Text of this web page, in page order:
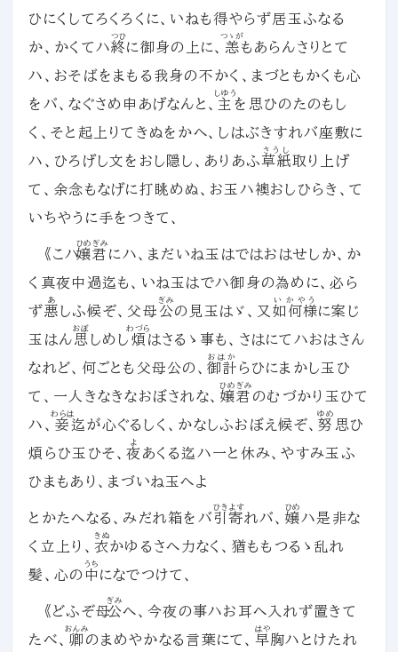
ひにくしてろくろくに、いねも得やらず居玉ふなる
か、かくてハ終
つひ
に御身の上に、 恙
つゝが
もあらんさりとて
ハ、おそばをまもる我身の不かく、まづともかくも心
をバ、なぐさめ申あげなんと、 主
しゆう
を思ひのたのもし
く、そと起上りてきぬをかへ、しはぶきすれバ座敷に
ハ、ひろげし文をおし隠し、ありあふ草紙
さうし
取り上げ
て、余念もなげに打眺めぬ、お玉ハ襖おしひらき、て
いちやうに手をつきて、
《こハ嬢君
ひめぎみ
にハ、まだいね玉はではおはせしか、か
く真夜中過迄も、いね玉はでハ御身の為めに、必ら
ず悪
あ
しふ候ぞ、父母 公
ぎみ
の見玉はゞ、又 如何様
いかやう
に案じ
玉はん 思
おぼ
しめし 煩
わづら
はさるゝ事も、さはにてハおはさん
なれど、何ごとも父母公の、御計
おはか
らひにまかし玉ひ
て、一人きなきなおぼされな、 嬢君
ひめぎみ
のむづかり玉ひて
ハ、 妾
わらは
迄が心ぐるしく、かなしふおぼえ候ぞ、努
ゆめ
思ひ
煩らひ玉ひそ、夜
よ
あくる迄ハ一と休み、やすみ玉ふ
ひまもあり、まづいね玉へよ
とかたへなる、みだれ箱をバ引寄
ひきよす
れバ、 嬢
ひめ
ハ是非な
く立上り、 衣
きぬ
かゆるさへ力なく、猶ももつるゝ乱れ
髪、心の 中
うち
になでつけて、
《どふぞ母公
ぎみ
へ、今夜の事ハお耳へ入れず置きて
たべ、 卿
おんみ
のまめやかなる言葉にて、 早
はや
胸ハとけたれ